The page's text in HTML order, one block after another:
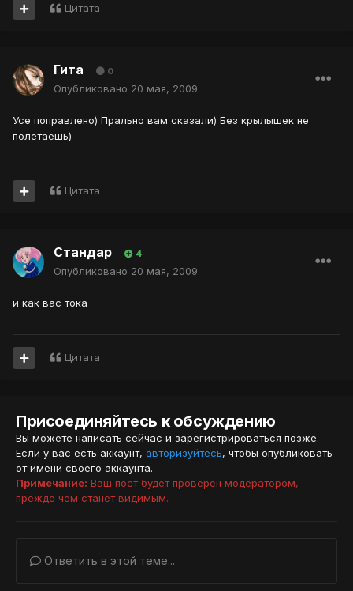
Цитата
Гита 0
Опубликовано 20 мая, 2009
Усе поправлено) Прально вам сказали) Без крылышек не
полетаешь)
Цитата
Стандар 4
Опубликовано 20 мая, 2009
и как вас тока
Цитата
Присоединяйтесь к обсуждению
Вы можете написать сейчас и зарегистрироваться позже.
Если у вас есть аккаунт, авторизуйтесь, чтобы опубликовать
от имени своего аккаунта.
Примечание: Ваш пост будет проверен модератором,
прежде чем станет видимым.
Ответить в этой теме...